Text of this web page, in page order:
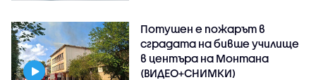
Потушен е пожарът в
сградата на бивше училище
в центъра на Монтана
(ВИДЕО+СНИМКИ)